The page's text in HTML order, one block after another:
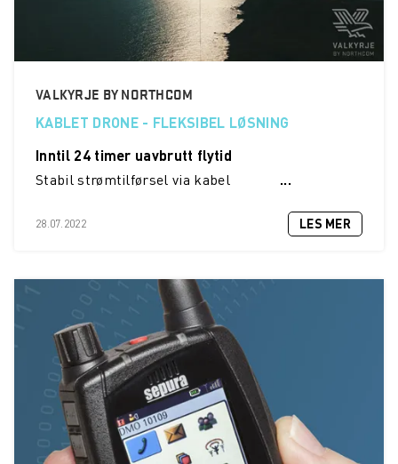
VALKYRJE BY NORTHCOM
KABLET DRONE - FLEKSIBEL LØSNING
Inntil 24 timer uavbrutt flytid
Stabil strømtilførsel via kabel
...
28.07.2022 LES MER